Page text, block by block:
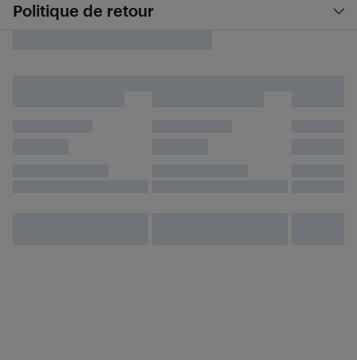
Politique de retour